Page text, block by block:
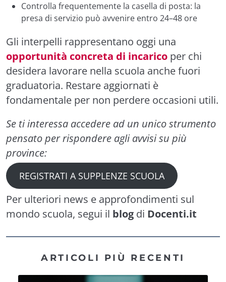
Controlla frequentemente la casella di posta: la
presa di servizio può avvenire entro 24–48 ore
Gli interpelli rappresentano oggi una
opportunità concreta di incarico per chi
desidera lavorare nella scuola anche fuori
graduatoria. Restare aggiornati è
fondamentale per non perdere occasioni utili.
Se ti interessa accedere ad un unico strumento
pensato per rispondere agli avvisi su più
province:
REGISTRATI A SUPPLENZE SCUOLA
Per ulteriori news e approfondimenti sul
mondo scuola, segui il blog di Docenti.it
ARTICOLI PIÙ RECENTI